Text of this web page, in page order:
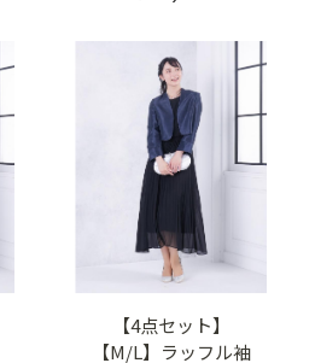
【4点セット】
【M/L】ラッフル袖